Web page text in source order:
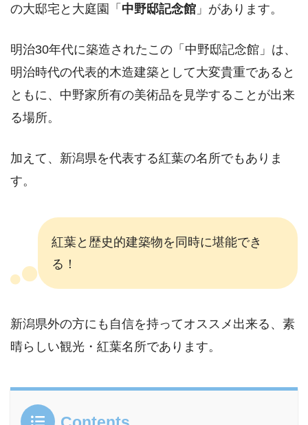
の大邸宅と大庭園「 中野邸記念館 」があります。
明治30年代に築造されたこの「中野邸記念館」は、
明治時代の代表的木造建築として大変貴重であると
ともに、中野家所有の美術品を見学することが出来
る場所。
加えて、新潟県を代表する紅葉の名所でもありま
す。
紅葉と歴史的建築物を同時に堪能でき
る！
新潟県外の方にも自信を持ってオススメ出来る、素
晴らしい観光・紅葉名所であります。